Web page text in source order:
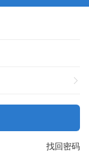
找回密码